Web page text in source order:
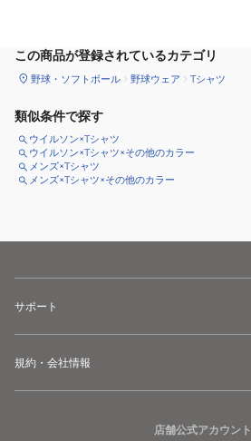
この商品が登録されているカテゴリ
野球・ソフトボール 野球ウェア Tシャツ
類似条件で探す
ウイルソン×Tシャツ
ウイルソン×Tシャツ×その他のカラー
メンズ×Tシャツ
メンズ×Tシャツ×その他のカラー
サポート
規約・会社情報
店舗公式アカウント